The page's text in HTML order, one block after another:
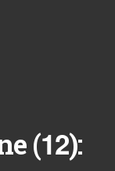
(12):